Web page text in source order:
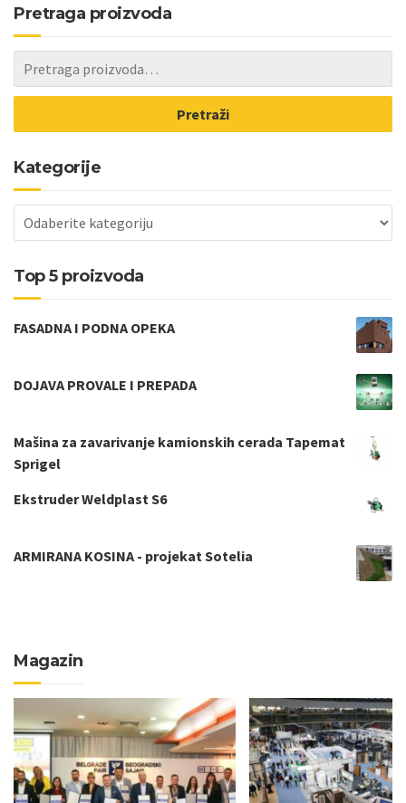
Pretraga proizvoda
Pretraži
Kategorije
Top 5 proizvoda
FASADNA I PODNA OPEKA
DOJAVA PROVALE I PREPADA
Mašina za zavarivanje kamionskih cerada Tapemat
Sprigel
Ekstruder Weldplast S6
ARMIRANA KOSINA - projekat Sotelia
Magazin